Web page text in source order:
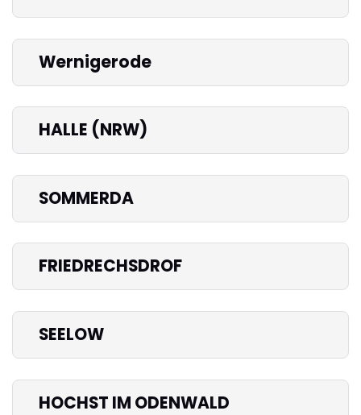
Wernigerode
HALLE (NRW)
SOMMERDA
FRIEDRECHSDROF
SEELOW
HOCHST IM ODENWALD